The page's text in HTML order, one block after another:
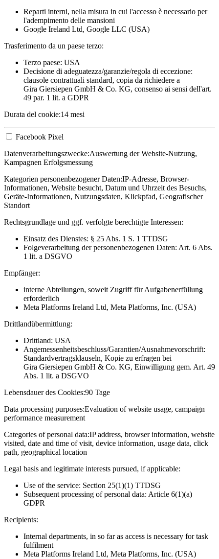
Reparti interni, nella misura in cui l'accesso è necessario per
l'adempimento delle mansioni
Google Ireland Ltd, Google LLC (USA)
Trasferimento da un paese terzo:
Terzo paese: USA
Decisione di adeguatezza/garanzie/regola di eccezione:
clausole contrattuali standard, copia da richiedere a
Gira Giersiepen GmbH & Co. KG, consenso ai sensi dell'art.
49 par. 1 lit. a GDPR
Durata del cookie:14 mesi
Facebook Pixel
Datenverarbeitungszwecke:Auswertung der Website-Nutzung,
Kampagnen Erfolgsmessung
Kategorien personenbezogener Daten:IP-Adresse, Browser-
Informationen, Website besucht, Datum und Uhrzeit des Besuchs,
Geräte-Informationen, Nutzungsdaten, Klickpfad, Geografischer
Standort
Rechtsgrundlage und ggf. verfolgte berechtigte Interessen:
Einsatz des Dienstes: § 25 Abs. 1 S. 1 TTDSG
Folgeverarbeitung der personenbezogenen Daten: Art. 6 Abs.
1 lit. a DSGVO
Empfänger:
interne Abteilungen, soweit Zugriff für Aufgabenerfüllung
erforderlich
Meta Platforms Ireland Ltd, Meta Platforms, Inc. (USA)
Drittlandübermittlung:
Drittland: USA
Angemessenheitsbeschluss/Garantien/Ausnahmevorschrift:
Standardvertragsklauseln, Kopie zu erfragen bei
Gira Giersiepen GmbH & Co. KG, Einwilligung gem. Art. 49
Abs. 1 lit. a DSGVO
Lebensdauer des Cookies:90 Tage
Data processing purposes:Evaluation of website usage, campaign
performance measurement
Categories of personal data:IP address, browser information, website
visited, date and time of visit, device information, usage data, click
path, geographical location
Legal basis and legitimate interests pursued, if applicable:
Use of the service: Section 25(1)(1) TTDSG
Subsequent processing of personal data: Article 6(1)(a)
GDPR
Recipients:
Internal departments, in so far as access is necessary for task
fulfilment
Meta Platforms Ireland Ltd, Meta Platforms, Inc. (USA)